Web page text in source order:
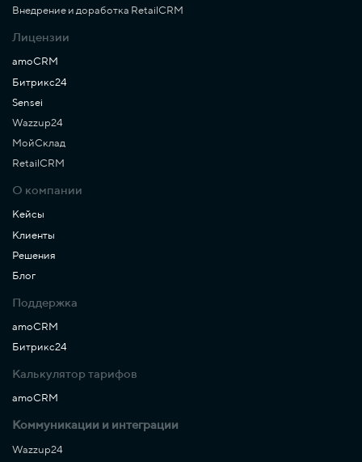
Внедрение и доработка RetailCRM
Лицензии
amoCRM
Битрикс24
Sensei
Wazzup24
МойСклад
RetailCRM
О компании
Кейсы
Клиенты
Решения
Блог
Поддержка
amoCRM
Битрикс24
Калькулятор тарифов
amoCRM
Коммуникации и интеграции
Wazzup24